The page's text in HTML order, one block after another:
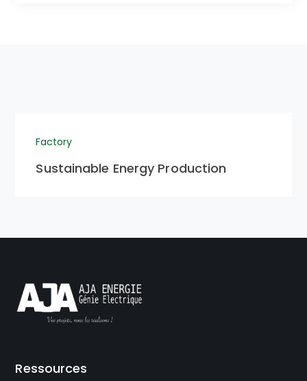
Factory
Sustainable Energy Production
Ressources